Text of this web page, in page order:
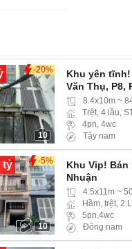
-20%
10
Khu yên tĩnh!
Văn Thụ, P8,
8.4x10m ~
Trệt, 4 lầu,
4pn, 4wc
Tây nam
tỷ -5%
10
Khu Vip! Bán
Nhuận
4.5x11m ~
Hầm, trệt, 2
5pn,4wc
Đông nam